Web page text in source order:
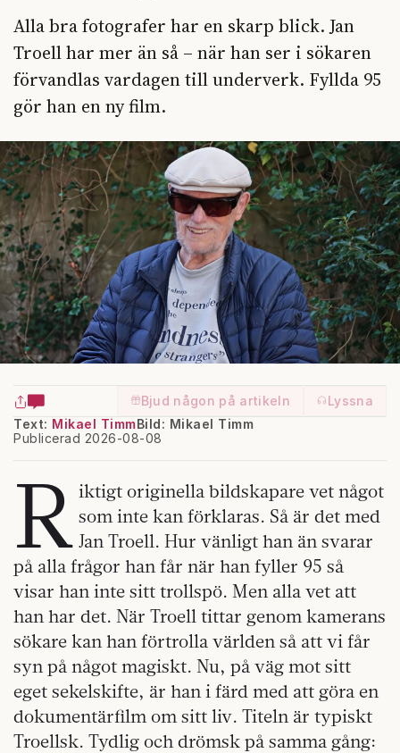
Alla bra fotografer har en skarp blick. Jan
Troell har mer än så – när han ser i sökaren
förvandlas vardagen till underverk. Fyllda 95
gör han en ny film.
Bjud någon på artikeln
Lyssna
Text: Mikael Timm
Publicerad 2026-08-08
Bild: Mikael Timm
R iktigt originella bildskapare vet något
som inte kan förklaras. Så är det med
Jan Troell. Hur vänligt han än svarar
på alla frågor han får när han fyller 95 så
visar han inte sitt trollspö. Men alla vet att
han har det. När Troell tittar genom kamerans
sökare kan han förtrolla världen så att vi får
syn på något magiskt. Nu, på väg mot sitt
eget sekelskifte, är han i färd med att göra en
dokumentärfilm om sitt liv. Titeln är typiskt
Troellsk. Tydlig och drömsk på samma gång: